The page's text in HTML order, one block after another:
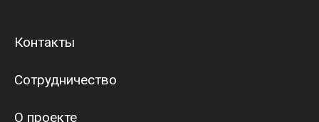
Контакты
Сотрудничество
О проекте